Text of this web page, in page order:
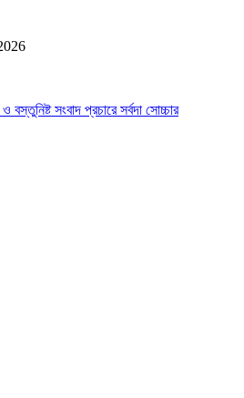
সংবাদ প্রচারে সর্বদা সোচ্চার